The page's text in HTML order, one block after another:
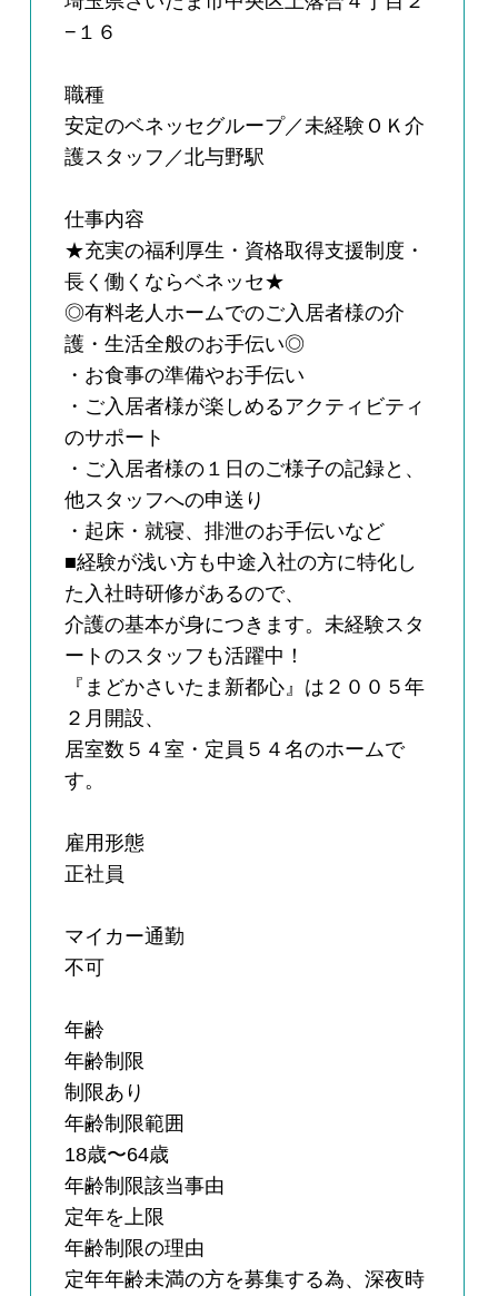
−１６
職種
安定のベネッセグループ／未経験ＯＫ介
護スタッフ／北与野駅
仕事内容
★充実の福利厚生・資格取得支援制度・
長く働くならベネッセ★
◎有料老人ホームでのご入居者様の介
護・生活全般のお手伝い◎
・お食事の準備やお手伝い
・ご入居者様が楽しめるアクティビティ
のサポート
・ご入居者様の１日のご様子の記録と、
他スタッフへの申送り
・起床・就寝、排泄のお手伝いなど
■経験が浅い方も中途入社の方に特化し
た入社時研修があるので、
介護の基本が身につきます。未経験スタ
ートのスタッフも活躍中！
『まどかさいたま新都心』は２００５年
２月開設、
居室数５４室・定員５４名のホームで
す。
雇用形態
正社員
マイカー通勤
不可
年齢
年齢制限
制限あり
年齢制限範囲
18歳〜64歳
年齢制限該当事由
定年を上限
年齢制限の理由
定年年齢未満の方を募集する為、深夜時